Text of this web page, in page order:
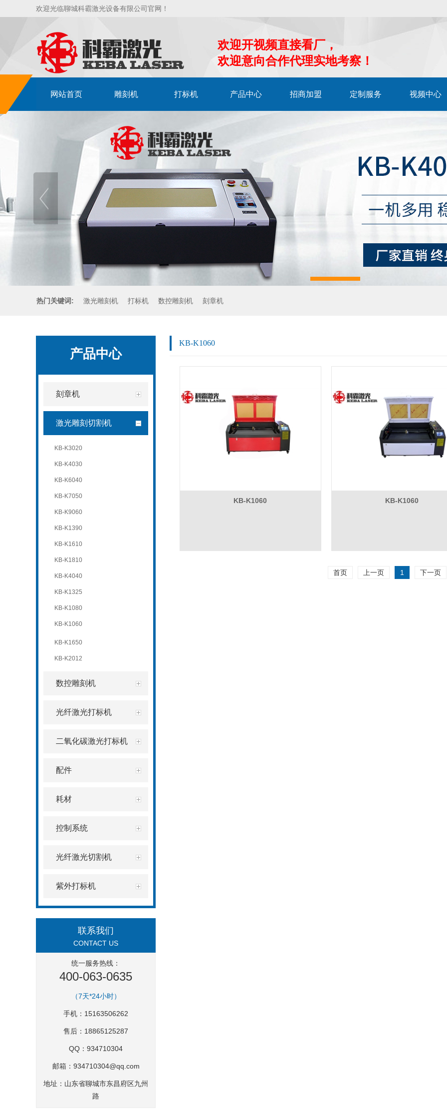
欢迎光临聊城科霸激光设备有限公司官网！
欢迎开视频直接看厂，
欢迎意向合作代理实地考察！
网站首页 雕刻机 打标机 产品中心 招商加盟 定制服务 视频中心
热门关键词: 激光雕刻机 打标机 数控雕刻机 刻章机
产品中心
刻章机
激光雕刻切割机
KB-K3020
KB-K4030
KB-K6040
KB-K7050
KB-K9060
KB-K1390
KB-K1610
KB-K1810
KB-K4040
KB-K1325
KB-K1080
KB-K1060
KB-K1650
KB-K2012
数控雕刻机
光纤激光打标机
二氧化碳激光打标机
配件
耗材
控制系统
光纤激光切割机
紫外打标机
联系我们
CONTACT US
统一服务热线：
400-063-0635
（7天*24小时）
手机：15163506262
售后：18865125287
QQ：934710304
邮箱： 934710304@qq.com
地址：山东省聊城市东昌府区九州
路
KB-K1060
KB-K1060 KB-K1060
首页 上一页 1 下一页